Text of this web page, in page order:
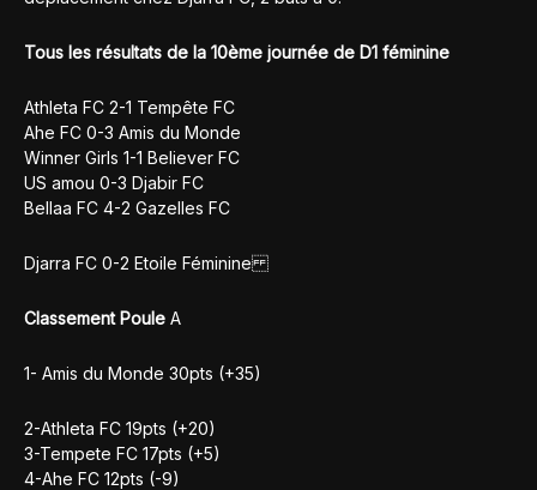
Tous les résultats de la 10ème journée de D1 féminine
Athleta FC 2-1 Tempête FC
Ahe FC 0-3 Amis du Monde
Winner Girls 1-1 Believer FC
US amou 0-3 Djabir FC
Bellaa FC 4-2 Gazelles FC
Djarra FC 0-2 Etoile Féminine
Classement Poule A
1- Amis du Monde 30pts (+35)
2-Athleta FC 19pts (+20)
3-Tempete FC 17pts (+5)
4-Ahe FC 12pts (-9)